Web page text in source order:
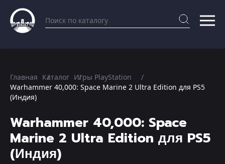
Главная Каталог Игры PlayStation
Warhammer 40,000: Space Marine 2 Ultra Edition для PS5
(Индия)
Warhammer 40,000: Space
Marine 2 Ultra Edition для PS5
(Индия)